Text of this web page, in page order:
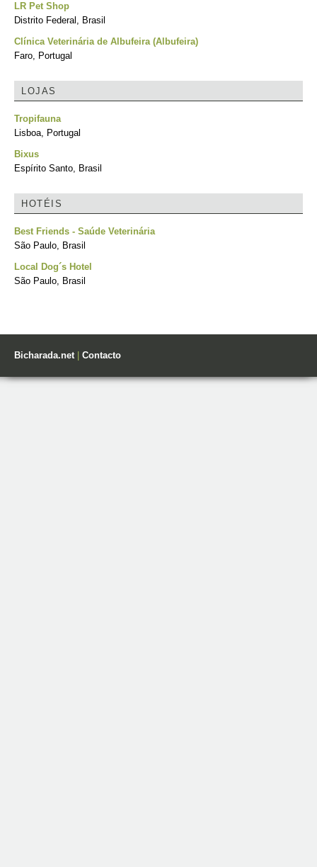
LR Pet Shop
Distrito Federal, Brasil
Clínica Veterinária de Albufeira (Albufeira)
Faro, Portugal
LOJAS
Tropifauna
Lisboa, Portugal
Bixus
Espírito Santo, Brasil
HOTÉIS
Best Friends - Saúde Veterinária
São Paulo, Brasil
Local Dog´s Hotel
São Paulo, Brasil
Bicharada.net| Contacto